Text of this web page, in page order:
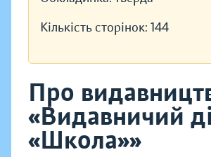
Кількість сторінок: 144
Про
«Видавничий
«Школа»»